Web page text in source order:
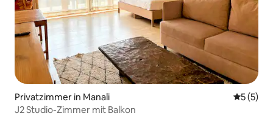
Privatzimmer in Manali
5 (5)
J2 Studio-Zimmer mit Balkon